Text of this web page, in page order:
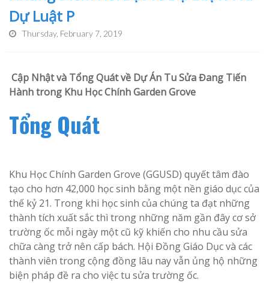
Dự Luật P
Thursday, February 7, 2019
Cập Nhật và Tổng Quát về Dự Án Tu Sửa Đang Tiến
Hành trong Khu Học Chính Garden Grove
Tổng Quát
Khu Học Chính Garden Grove (GGUSD) quyết tâm đào
tạo cho hơn 42,000 học sinh bằng một nền giáo dục của
thế kỷ 21. Trong khi học sinh của chúng ta đạt những
thành tích xuất sắc thì trong những năm gần đây cơ sở
trường ốc mỗi ngày một cũ kỹ khiến cho nhu cầu sửa
chữa càng trở nên cấp bách. Hội Đồng Giáo Dục và các
thành viên trong cộng đồng lâu nay vẫn ủng hộ những
biện pháp đề ra cho việc tu sửa trường ốc.